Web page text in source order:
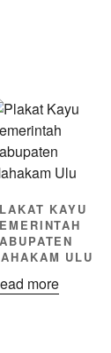
KAYU
ULU
more